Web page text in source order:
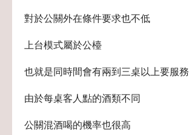
對於公關外在條件要求也不低
上台模式屬於公檯
也就是同時間會有兩到三桌以上要服務
由於每桌客人點的酒類不同
公關混酒喝的機率也很高